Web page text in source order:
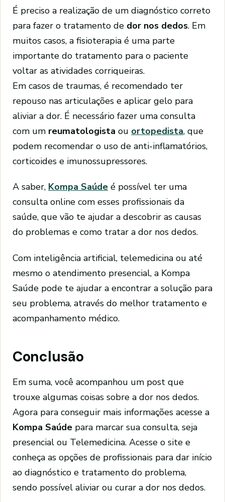
É preciso a realização de um diagnóstico correto
para fazer o tratamento de dor nos dedos. Em
muitos casos, a fisioterapia é uma parte
importante do tratamento para o paciente
voltar as atividades corriqueiras.
Em casos de traumas, é recomendado ter
repouso nas articulações e aplicar gelo para
aliviar a dor. É necessário fazer uma consulta
com um reumatologista ou ortopedista, que
podem recomendar o uso de anti-inflamatórios,
corticoides e imunossupressores.
A saber, Kompa Saúde é possível ter uma
consulta online com esses profissionais da
saúde, que vão te ajudar a descobrir as causas
do problemas e como tratar a dor nos dedos.
Com inteligência artificial, telemedicina ou até
mesmo o atendimento presencial, a Kompa
Saúde pode te ajudar a encontrar a solução para
seu problema, através do melhor tratamento e
acompanhamento médico.
Conclusão
Em suma, você acompanhou um post que
trouxe algumas coisas sobre a dor nos dedos.
Agora para conseguir mais informações acesse a
Kompa Saúde para marcar sua consulta, seja
presencial ou Telemedicina. Acesse o site e
conheça as opções de profissionais para dar início
ao diagnóstico e tratamento do problema,
sendo possível aliviar ou curar a dor nos dedos.